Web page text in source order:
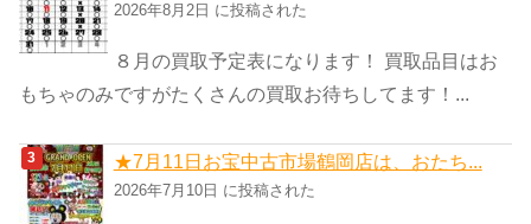
2026年8月2日 に投稿された
８月の買取予定表になります！ 買取品目はお
もちゃのみですがたくさんの買取お待ちしてます！...
★7月11日お宝中古市場鶴岡店は、おたち...
2026年7月10日 に投稿された